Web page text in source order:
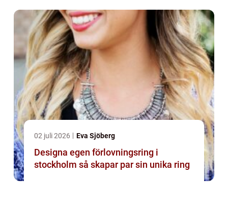
02 juli 2026 Eva Sjöberg
Designa egen förlovningsring i
stockholm så skapar par sin unika ring